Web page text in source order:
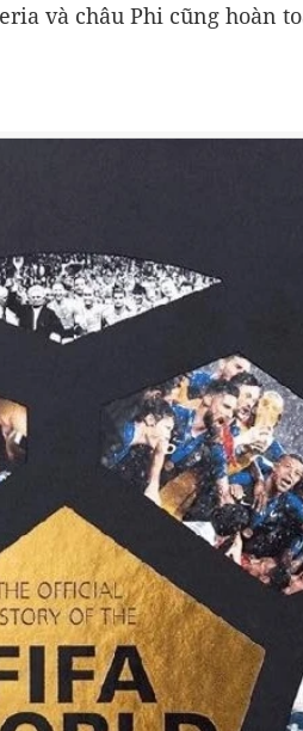
và châu Phi cũng hoàn